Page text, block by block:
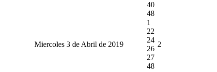
40
48
Miercoles 3 de Abril de 2019
1
22
24
26
27
48
2